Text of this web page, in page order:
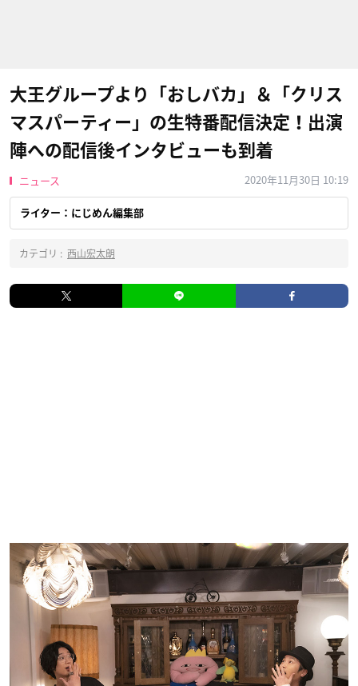
大王グループより「おしバカ」＆「クリス
マスパーティー」の生特番配信決定！出演
陣への配信後インタビューも到着
ニュース 2020年11月30日 10:19
ライター：にじめん編集部
カテゴリ : 西山宏太朗